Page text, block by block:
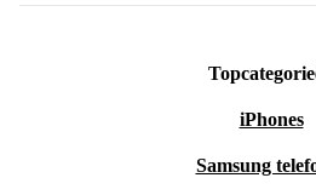
iPhones
Samsung